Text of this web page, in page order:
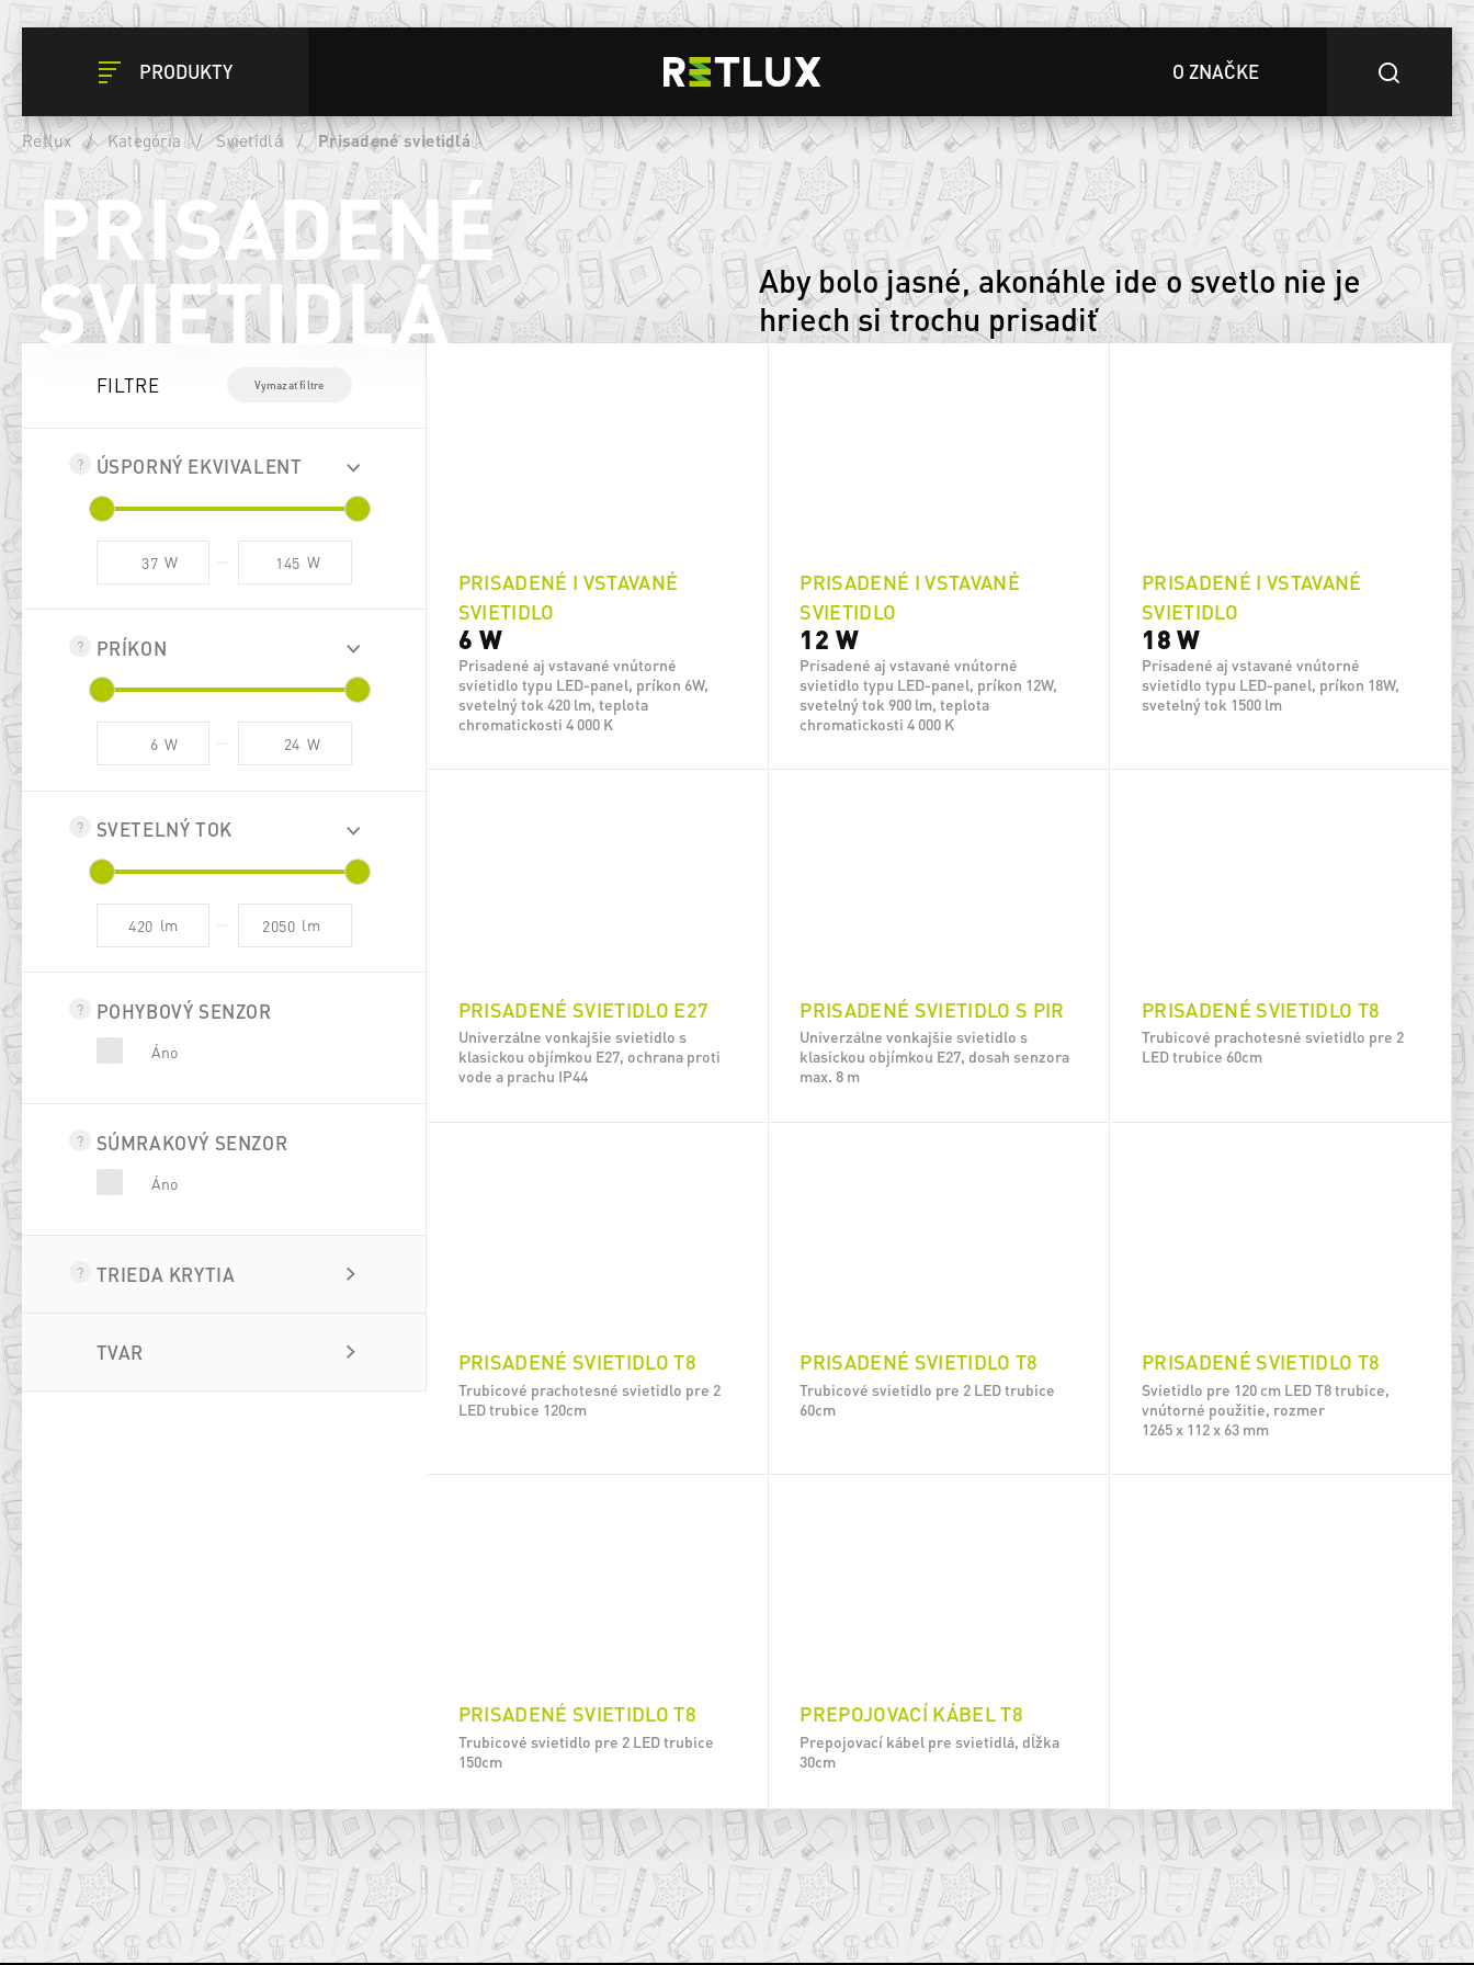
PRODUKTY O ZNAČKE
Retlux / Kategória / Svietidlá / Prisadené svietidlá
PRISADENÉ
SVIETIDLÁ
Aby bolo jasné, akonáhle ide o svetlo nie je
hriech si trochu prisadiť
FILTRE Vymazať filtre
ÚSPORNÝ EKVIVALENT
W W
PRÍKON
W W
SVETELNÝ TOK
lm lm
POHYBOVÝ SENZOR
Áno
SÚMRAKOVÝ SENZOR
Áno
TRIEDA KRYTIA
TVAR
PRISADENÉ I VSTAVANÉ
SVIETIDLO
6 W
Prisadené aj vstavané vnútorné
svietidlo typu LED-panel, príkon 6W,
svetelný tok 420 lm, teplota
chromatickosti 4 000 K
PRISADENÉ I VSTAVANÉ
SVIETIDLO
12 W
Prisadené aj vstavané vnútorné
svietidlo typu LED-panel, príkon 12W,
svetelný tok 900 lm, teplota
chromatickosti 4 000 K
PRISADENÉ I VSTAVANÉ
SVIETIDLO
18 W
Prisadené aj vstavané vnútorné
svietidlo typu LED-panel, príkon 18W,
svetelný tok 1500 lm
PRISADENÉ SVIETIDLO E27
Univerzálne vonkajšie svietidlo s
klasickou objímkou E27, ochrana proti
vode a prachu IP44
PRISADENÉ SVIETIDLO S PIR
Univerzálne vonkajšie svietidlo s
klasickou objímkou E27, dosah senzora
max. 8 m
PRISADENÉ SVIETIDLO T8
Trubicové prachotesné svietidlo pre 2
LED trubice 60cm
PRISADENÉ SVIETIDLO T8
Trubicové prachotesné svietidlo pre 2
LED trubice 120cm
PRISADENÉ SVIETIDLO T8
Trubicové svietidlo pre 2 LED trubice
60cm
PRISADENÉ SVIETIDLO T8
Svietidlo pre 120 cm LED T8 trubice,
vnútorné použitie, rozmer
1265 x 112 x 63 mm
PRISADENÉ SVIETIDLO T8
Trubicové svietidlo pre 2 LED trubice
150cm
PREPOJOVACÍ KÁBEL T8
Prepojovací kábel pre svietidlá, dĺžka
30cm